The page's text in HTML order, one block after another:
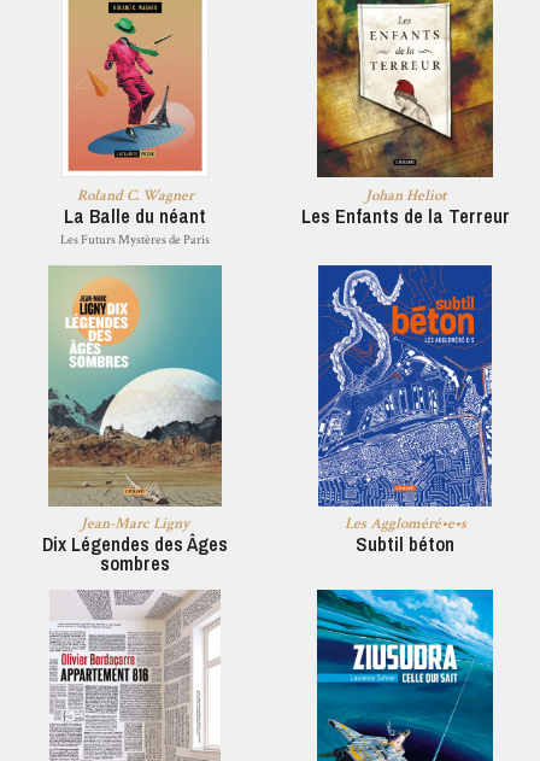
Roland C. Wagner
La Balle du néant
Les Futurs Mystères de Paris
Johan Heliot
Les Enfants de la Terreur
Jean-Marc Ligny
Dix Légendes des Âges
sombres
Les Aggloméré•e•s
Subtil béton